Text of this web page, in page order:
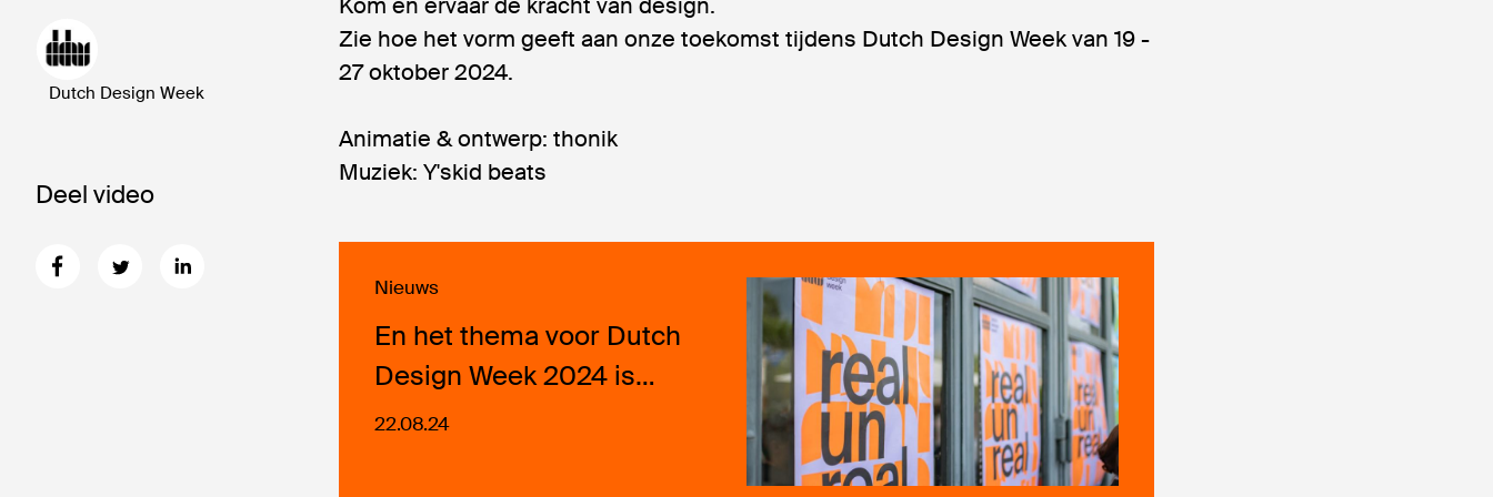
Dutch Design Week
Deel video
Zie hoe het vorm geeft aan onze toekomst tijdens Dutch Design Week van 19 -
27 oktober 2024.
Animatie & ontwerp: thonik
Muziek: Y'skid beats
Nieuws
En het thema voor Dutch
Design Week 2024 is…
22.08.24